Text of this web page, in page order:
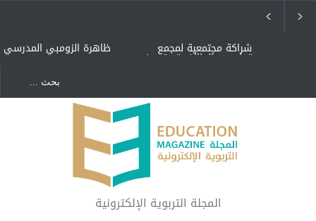
ظاهرة الزومبي المدرسي شراكة مجتمعية لمجمع
تعليمي بالطائف تستهدف
"كنت أنضرب ومافيني إلا
العافية" هل هذا مبرر
لاستمرار أسلوب التربية
المتوارث؟
لماذا تعد برامج توعية الأطفال
بخصوصية الجسد وقاية لا
فضول؟
المجلة التربوية الإلكترونية